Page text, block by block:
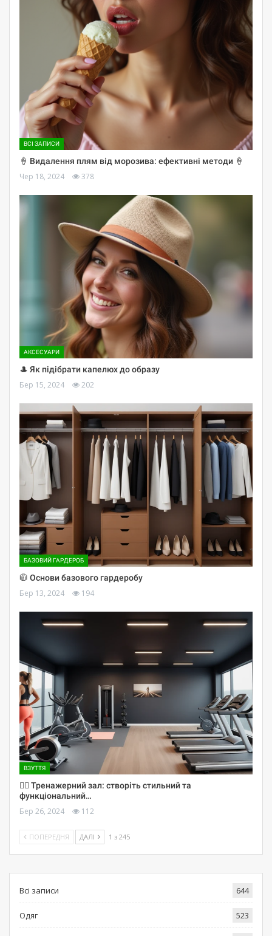
ВСІ ЗАПИСИ
🍦 Видалення плям від морозива: ефективні методи 🍦
Чер 18, 2024 378
АКСЕСУАРИ
🎩 Як підібрати капелюх до образу
Бер 15, 2024 202
БАЗОВИЙ ГАРДЕРОБ
🧥 Основи базового гардеробу
Бер 13, 2024 194
ВЗУТТЯ
🏋️‍♀️ Тренажерний зал: створіть стильний та
функціональний…
Бер 26, 2024 112
ПОПЕРЕДНЯ ДАЛІ 1 з 245
Всі записи 644
Одяг 523